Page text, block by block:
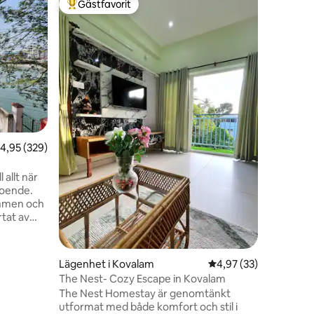
av 5 i genomsnittligt betyg, 329 omdömen
4,95 (329)
allt när
och
av
Populär gästfavorit
Gästfavorit
Lägenhet i Kovalam 4,97 av 5 i
4,97 (33)
The Nest- Cozy Escape in Kovalam
The Nest Homestay är genomtänkt
utformat med både komfort och stil i